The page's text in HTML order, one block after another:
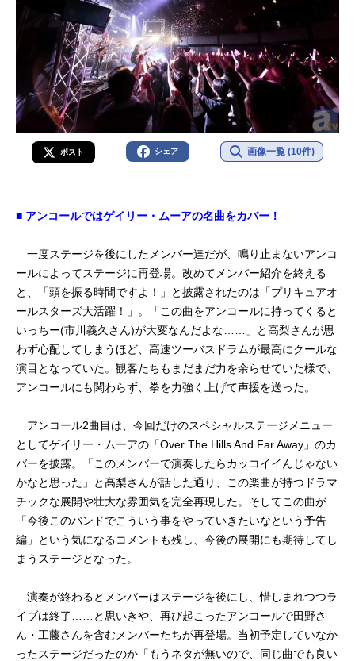
ポスト シェア 画像一覧 (10件)
■ アンコールではゲイリー・ムーアの名曲をカバー！
一度ステージを後にしたメンバー達だが、鳴り止まないアンコ
ールによってステージに再登場。改めてメンバー紹介を終える
と、「頭を振る時間ですよ！」と披露されたのは「プリキュアオ
ールスターズ大活躍！」。「この曲をアンコールに持ってくると
いっちー(市川義久さん)が大変なんだよな……」と高梨さんが思
わず心配してしまうほど、高速ツーバスドラムが最高にクールな
演目となっていた。観客たちもまだまだ力を余らせていた様で、
アンコールにも関わらず、拳を力強く上げて声援を送った。
アンコール2曲目は、今回だけのスペシャルステージメニュー
としてゲイリー・ムーアの「Over The Hills And Far Away」のカ
バーを披露。「このメンバーで演奏したらカッコイイんじゃない
かなと思った」と高梨さんが話した通り、この楽曲が持つドラマ
チックな展開や壮大な雰囲気を完全再現した。そしてこの曲が
「今後このバンドでこういう事をやっていきたいなという予告
編」という気になるコメントも残し、今後の展開にも期待してし
まうステージとなった。
演奏が終わるとメンバーはステージを後にし、惜しまれつつラ
イブは終了……と思いきや、再び起こったアンコールで田野さ
ん・工藤さんを含むメンバーたちが再登場。当初予定していなか
ったステージだったのか「もうネタが無いので、同じ曲でも良い